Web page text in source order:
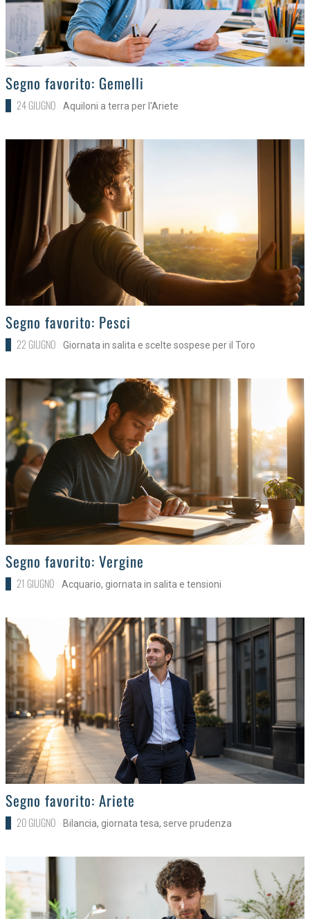
>
Segno favorito: Gemelli
24 GIUGNO Aquiloni a terra per l'Ariete
>
Segno favorito: Pesci
22 GIUGNO Giornata in salita e scelte sospese per il Toro
>
Segno favorito: Vergine
21 GIUGNO Acquario, giornata in salita e tensioni
>
Segno favorito: Ariete
20 GIUGNO Bilancia, giornata tesa, serve prudenza